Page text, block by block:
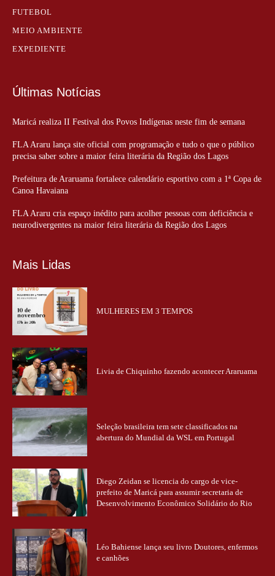
FUTEBOL
MEIO AMBIENTE
EXPEDIENTE
Últimas Notícias
Maricá realiza II Festival dos Povos Indígenas neste fim de semana
FLA Araru lança site oficial com programação e tudo o que o público
precisa saber sobre a maior feira literária da Região dos Lagos
Prefeitura de Araruama fortalece calendário esportivo com a 1ª Copa de
Canoa Havaiana
FLA Araru cria espaço inédito para acolher pessoas com deficiência e
neurodivergentes na maior feira literária da Região dos Lagos
Mais Lidas
MULHERES EM 3 TEMPOS
Livia de Chiquinho fazendo acontecer Araruama
Seleção brasileira tem sete classificados na
abertura do Mundial da WSL em Portugal
Diego Zeidan se licencia do cargo de vice-
prefeito de Maricá para assumir secretaria de
Desenvolvimento Econômico Solidário do Rio
Léo Bahiense lança seu livro Doutores, enfermos
e canhões